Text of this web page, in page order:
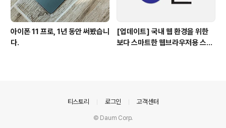
아이폰 11 프로, 1년 동안 써봤습니
다.
[업데이트] 국내 웹 환경을 위한
보다 스마트한 웹브라우저용 스타
티스토리 로그인 고객센터
© Daum Corp.